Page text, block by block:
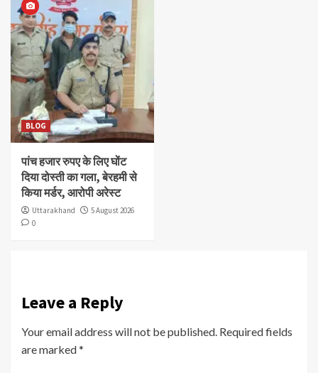
BLOG
पांच हजार रुपए के लिए घोंट
दिया दोस्ती का गला, बेरहमी से
किया मर्डर, आरोपी अरेस्ट
Uttarakhand
5 August 2026
0
Leave a Reply
Your email address will not be published. Required fields
are marked*